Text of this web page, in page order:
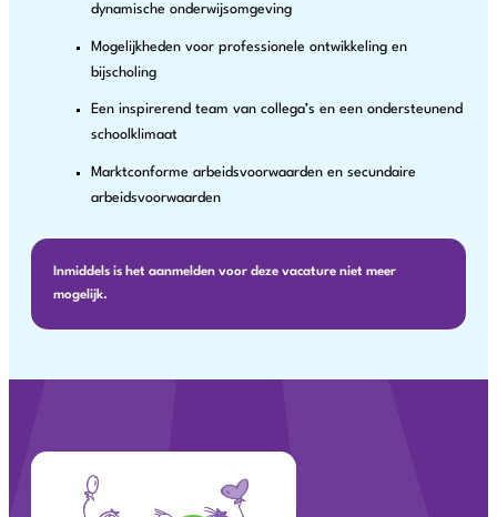
dynamische onderwijsomgeving
Mogelijkheden voor professionele ontwikkeling en
bijscholing
Een inspirerend team van collega’s en een ondersteunend
schoolklimaat
Marktconforme arbeidsvoorwaarden en secundaire
arbeidsvoorwaarden
Inmiddels is het aanmelden voor deze vacature niet meer
mogelijk.